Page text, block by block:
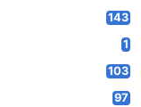
143
1
103
97